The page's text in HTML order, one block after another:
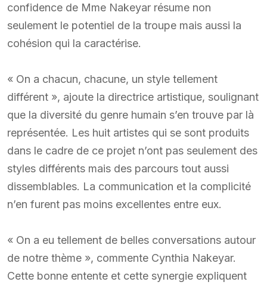
confidence de Mme Nakeyar résume non
seulement le potentiel de la troupe mais aussi la
cohésion qui la caractérise.
« On a chacun, chacune, un style tellement
différent », ajoute la directrice artistique, soulignant
que la diversité du genre humain s’en trouve par là
représentée. Les huit artistes qui se sont produits
dans le cadre de ce projet n’ont pas seulement des
styles différents mais des parcours tout aussi
dissemblables. La communication et la complicité
n’en furent pas moins excellentes entre eux.
« On a eu tellement de belles conversations autour
de notre thème », commente Cynthia Nakeyar.
Cette bonne entente et cette synergie expliquent